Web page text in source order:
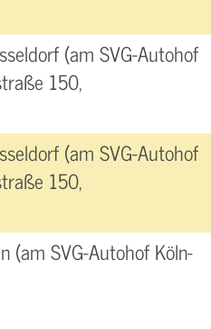
(am SVG-Autohof
150,
(am SVG-Autohof
150,
(am SVG-Autohof Köln-